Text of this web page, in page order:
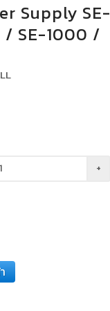
Supply SE-
SE-1000 /
+